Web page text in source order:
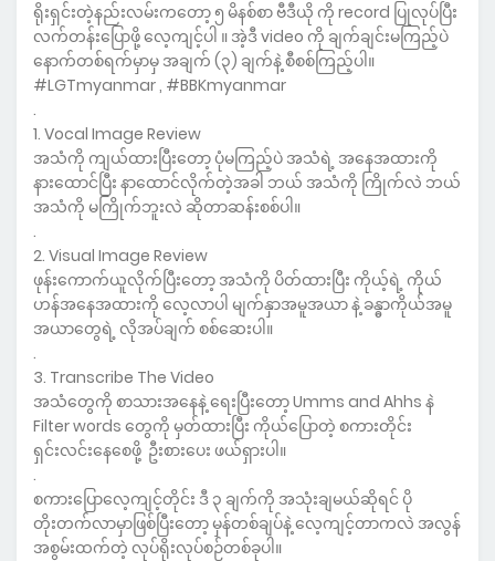
ရိုးရှင်းတဲ့နည်းလမ်းကတော့ ၅ မိနစ်စာ ဗီဒီယို ကို record ပြုလုပ်ပြီး
လက်တန်းပြောဖို့ လေ့ကျင့်ပါ ။ အဲ့ဒီ video ကို ချက်ချင်းမကြည့်ပဲ
နောက်တစ်ရက်မှာမှ အချက် (၃) ချက်နဲ့ စီစစ်ကြည့်ပါ။
#LGTmyanmar , #BBKmyanmar
.
1. Vocal Image Review
အသံကို ကျယ်ထားပြီးတော့ ပုံမကြည့်ပဲ အသံရဲ့ အနေအထားကို
နားထောင်ပြီး နာထောင်လိုက်တဲ့အခါ ဘယ် အသံကို ကြိုက်လဲ ဘယ်
အသံကို မကြိုက်ဘူးလဲ ဆိုတာဆန်းစစ်ပါ။
.
2. Visual Image Review
ဖုန်းကောက်ယူလိုက်ပြီးတော့ အသံကို ပိတ်ထားပြီး ကိုယ့်ရဲ့ ကိုယ်
ဟန်အနေအထားကို လေ့လာပါ မျက်နှာအမူအယာ နဲ့ ခန္ဓာကိုယ်အမူ
အယာတွေရဲ့ လိုအပ်ချက် စစ်ဆေးပါ။
.
3. Transcribe The Video
အသံတွေကို စာသားအနေနဲ့ ရေးပြီးတော့ Umms and Ahhs နဲ
Filter words တွေကို မှတ်ထားပြီး ကိုယ်ပြောတဲ့ စကားတိုင်း
ရှင်းလင်းနေစေဖို့ ဦးစားပေး ဖယ်ရှားပါ။
.
စကားပြောလေ့ကျင့်တိုင်း ဒီ ၃ ချက်ကို အသုံးချမယ်ဆိုရင် ပို
တိုးတက်လာမှာဖြစ်ပြီးတော့ မှန်တစ်ချပ်နဲ့ လေ့ကျင့်တာကလဲ အလွန်
အစွမ်းထက်တဲ့ လုပ်ရိုးလုပ်စဉ်တစ်ခုပါ။